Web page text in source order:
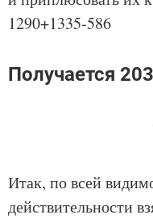
1290+1335-586
Получается
Итак, по всей
действительности